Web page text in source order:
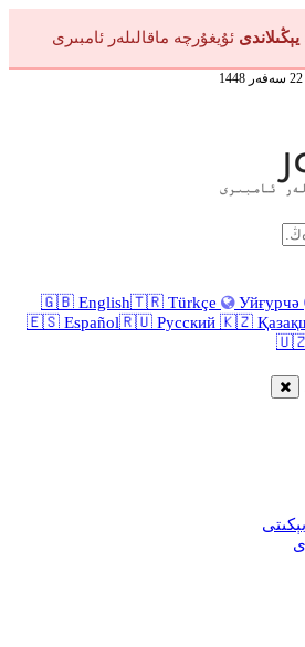
ئۇيغۇرچە ماقالىلەر ئامبىرى
Уйғурчә
🇹🇷 Türkçe
🇬🇧 English
🇰🇿
🇷🇺 Русский
🇪🇸 Español